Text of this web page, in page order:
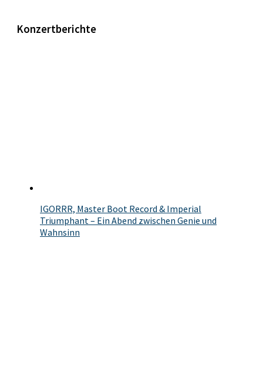
Konzertberichte
IGORRR, Master Boot Record & Imperial
Triumphant – Ein Abend zwischen Genie und
Wahnsinn